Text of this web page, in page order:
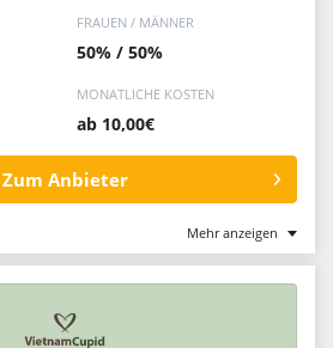
FRAUEN / MÄNNER
50% / 50%
MONATLICHE KOSTEN
ab 10,00€
Zum Anbieter
Mehr anzeigen